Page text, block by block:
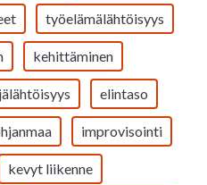
työelämälähtöisyys
kehittäminen
elintaso
improvisointi
kevyt liikenne